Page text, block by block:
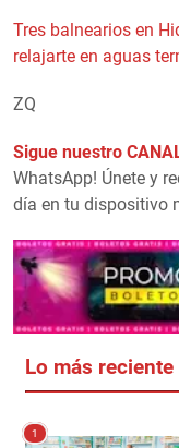
Tres balnearios en
relajarte en aguas
ZQ
Sigue nuestro
WhatsApp! Únete y
día en tu dispositivo
Lo más reciente
1